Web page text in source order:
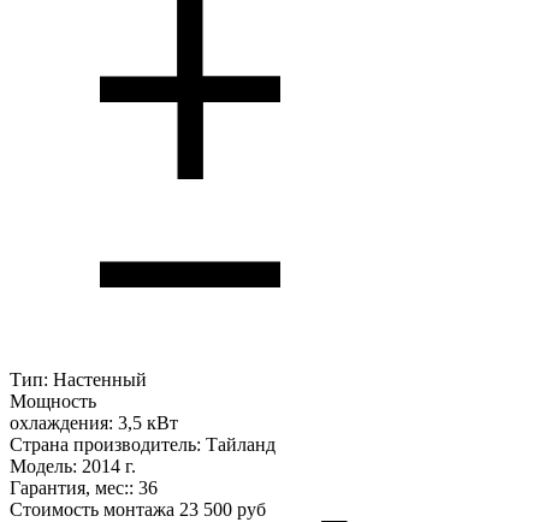
Тип: Настенный
Мощность
охлаждения: 3,5 кВт
Страна производитель: Тайланд
Модель: 2014 г.
Гарантия, мес:: 36
Стоимость монтажа 23 500 руб